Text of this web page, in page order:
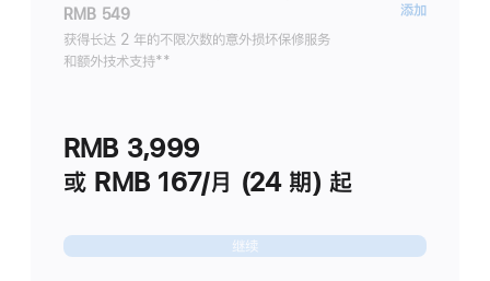
RMB 549
获得长达 2 年的不限次数的意外损坏保修服务
和额外技术支持脚
**
添加
RMB 3,999
或 RMB 167/月 (24 期) 起
继续